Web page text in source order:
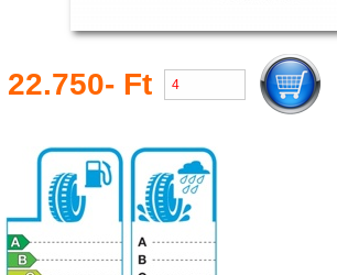
22.750- Ft